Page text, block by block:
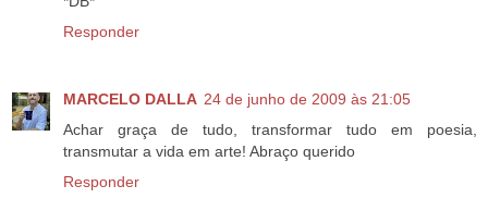
Responder
MARCELO DALLA 24 de junho de 2009 às 21:05
Achar graça de tudo, transformar tudo em poesia,
transmutar a vida em arte! Abraço querido
Responder